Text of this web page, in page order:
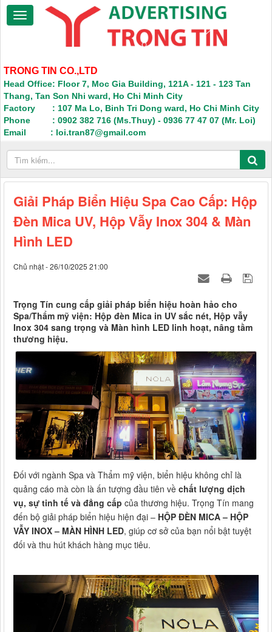
TRONG TIN CO.,LTD
Head Office: Floor 7, Moc Gia Building, 121A - 121 - 123 Tan
Thang, Tan Son Nhi ward, Ho Chi Minh City
Factory : 107 Ma Lo, Binh Tri Dong ward, Ho Chi Minh City
Phone : 0902 382 716 (Ms.Thuy) - 0936 77 47 07 (Mr. Loi)
Email : loi.tran87@gmail.com
Giải Pháp Biển Hiệu Spa Cao Cấp: Hộp
Đèn Mica UV, Hộp Vẫy Inox 304 & Màn
Hình LED
Chủ nhật - 26/10/2025 21:00
Trọng Tín cung cấp giải pháp biển hiệu hoàn hảo cho
Spa/Thẩm mỹ viện: Hộp đèn Mica in UV sắc nét, Hộp vẫy
Inox 304 sang trọng và Màn hình LED linh hoạt, nâng tầm
thương hiệu.
Đối với ngành Spa và Thẩm mỹ viện, biển hiệu không chỉ là
quảng cáo mà còn là ấn tượng đầu tiên về chất lượng dịch
vụ, sự tinh tế và đẳng cấp của thương hiệu. Trọng Tín mang
đến bộ giải pháp biển hiệu hiện đại – HỘP ĐÈN MICA – HỘP
VẪY INOX – MÀN HÌNH LED, giúp cơ sở của bạn nổi bật tuyệt
đối và thu hút khách hàng mục tiêu.